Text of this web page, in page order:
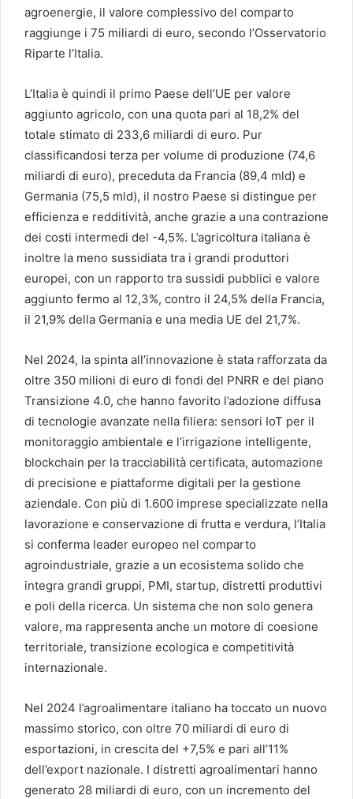
agroenergie, il valore complessivo del comparto
raggiunge i 75 miliardi di euro, secondo l’Osservatorio
Riparte l’Italia.
L’Italia è quindi il primo Paese dell’UE per valore
aggiunto agricolo, con una quota pari al 18,2% del
totale stimato di 233,6 miliardi di euro. Pur
classificandosi terza per volume di produzione (74,6
miliardi di euro), preceduta da Francia (89,4 mld) e
Germania (75,5 mld), il nostro Paese si distingue per
efficienza e redditività, anche grazie a una contrazione
dei costi intermedi del -4,5%. L’agricoltura italiana è
inoltre la meno sussidiata tra i grandi produttori
europei, con un rapporto tra sussidi pubblici e valore
aggiunto fermo al 12,3%, contro il 24,5% della Francia,
il 21,9% della Germania e una media UE del 21,7%.
Nel 2024, la spinta all’innovazione è stata rafforzata da
oltre 350 milioni di euro di fondi del PNRR e del piano
Transizione 4.0, che hanno favorito l’adozione diffusa
di tecnologie avanzate nella filiera: sensori IoT per il
monitoraggio ambientale e l’irrigazione intelligente,
blockchain per la tracciabilità certificata, automazione
di precisione e piattaforme digitali per la gestione
aziendale. Con più di 1.600 imprese specializzate nella
lavorazione e conservazione di frutta e verdura, l’Italia
si conferma leader europeo nel comparto
agroindustriale, grazie a un ecosistema solido che
integra grandi gruppi, PMI, startup, distretti produttivi
e poli della ricerca. Un sistema che non solo genera
valore, ma rappresenta anche un motore di coesione
territoriale, transizione ecologica e competitività
internazionale.
Nel 2024 l’agroalimentare italiano ha toccato un nuovo
massimo storico, con oltre 70 miliardi di euro di
esportazioni, in crescita del +7,5% e pari all’11%
dell’export nazionale. I distretti agroalimentari hanno
generato 28 miliardi di euro, con un incremento del